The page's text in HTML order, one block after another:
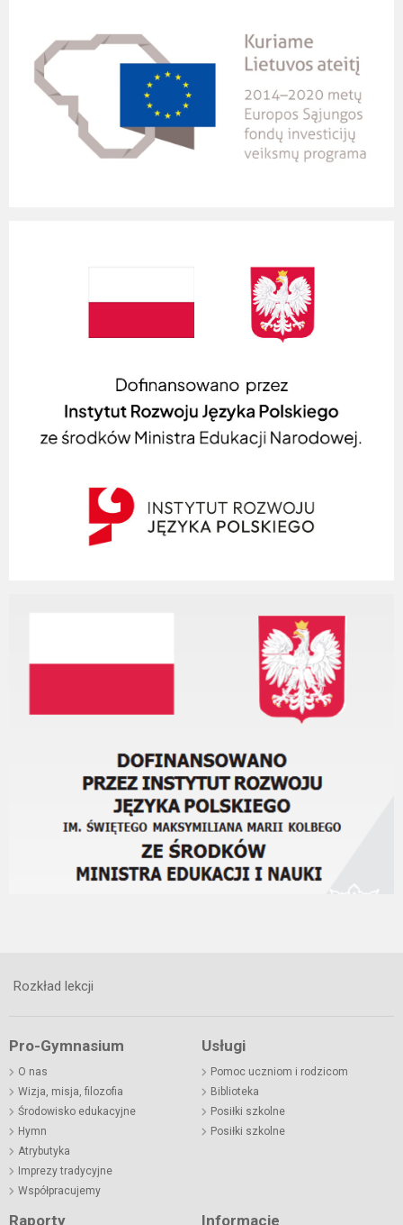
Rozkład lekcji
Pro-Gymnasium
O nas
Wizja, misja, filozofia
Środowisko edukacyjne
Hymn
Atrybutyka
Imprezy tradycyjne
Współpracujemy
Usługi
Pomoc uczniom i rodzicom
Biblioteka
Posiłki szkolne
Posiłki szkolne
Raporty Informacje